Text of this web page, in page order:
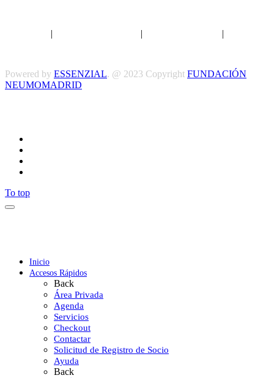
| | |
Powered by ESSENZIAL. @ 2023 Copyright FUNDACIÓN
NEUMOMADRID
To top
Inicio
Accesos Rápidos
Back
Área Privada
Agenda
Servicios
Checkout
Contactar
Solicitud de Registro de Socio
Ayuda
Back